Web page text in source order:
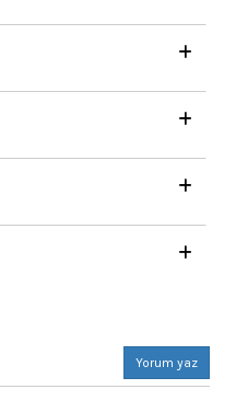
Yorum yaz